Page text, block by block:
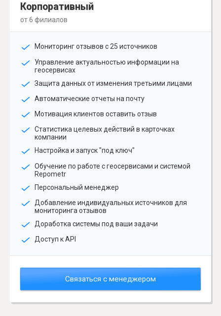
Корпоративный
от 6 филиалов
Мониторинг отзывов с 25 источников
Управление актуальностью информации на
геосервисах
Защита данных от изменения третьими лицами
Автоматические отчеты на почту
Мотивация клиентов оставить отзыв
Статистика целевых действий в карточках
компании
Настройка и запуск "под ключ"
Обучение по работе с геосервисами и системой
Repometr
Персональный менеджер
Добавление индивидуальных источников для
мониторинга отзывов
Доработка системы под ваши задачи
Доступ к API
Связаться с менеджером